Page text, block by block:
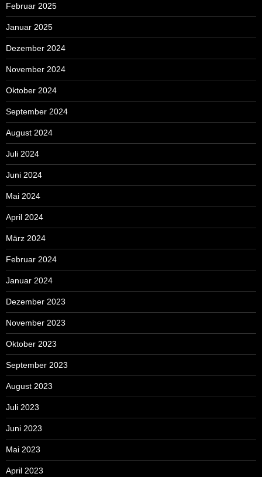
Februar 2025
Januar 2025
Dezember 2024
November 2024
Oktober 2024
September 2024
August 2024
Juli 2024
Juni 2024
Mai 2024
April 2024
März 2024
Februar 2024
Januar 2024
Dezember 2023
November 2023
Oktober 2023
September 2023
August 2023
Juli 2023
Juni 2023
Mai 2023
April 2023